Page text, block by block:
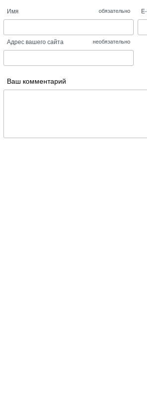
Имя обязательно
Адрес вашего сайта необязательно
Ваш комментарий